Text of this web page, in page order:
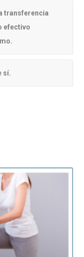
transferencia
efectivo
sí.